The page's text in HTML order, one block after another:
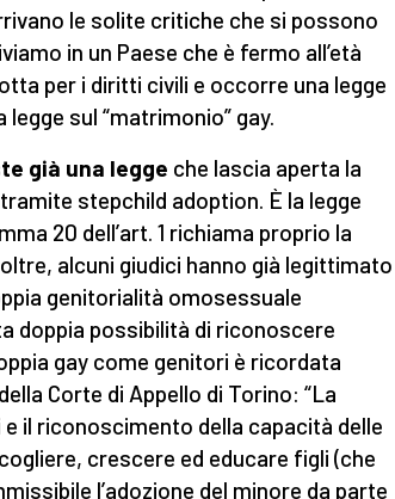
le solite critiche che si possono
in un Paese che è fermo all’età
per i diritti civili e occorre una legge
sul “matrimonio” gay.
già una legge che lascia aperta la
stepchild adoption. È la legge
20 dell’art. 1 richiama proprio la
alcuni giudici hanno già legittimato
genitorialità omosessuale
doppia possibilità di riconoscere
gay come genitori è ricordata
Corte di Appello di Torino: “La
il riconoscimento della capacità delle
crescere ed educare figli (che
l’adozione del minore da parte